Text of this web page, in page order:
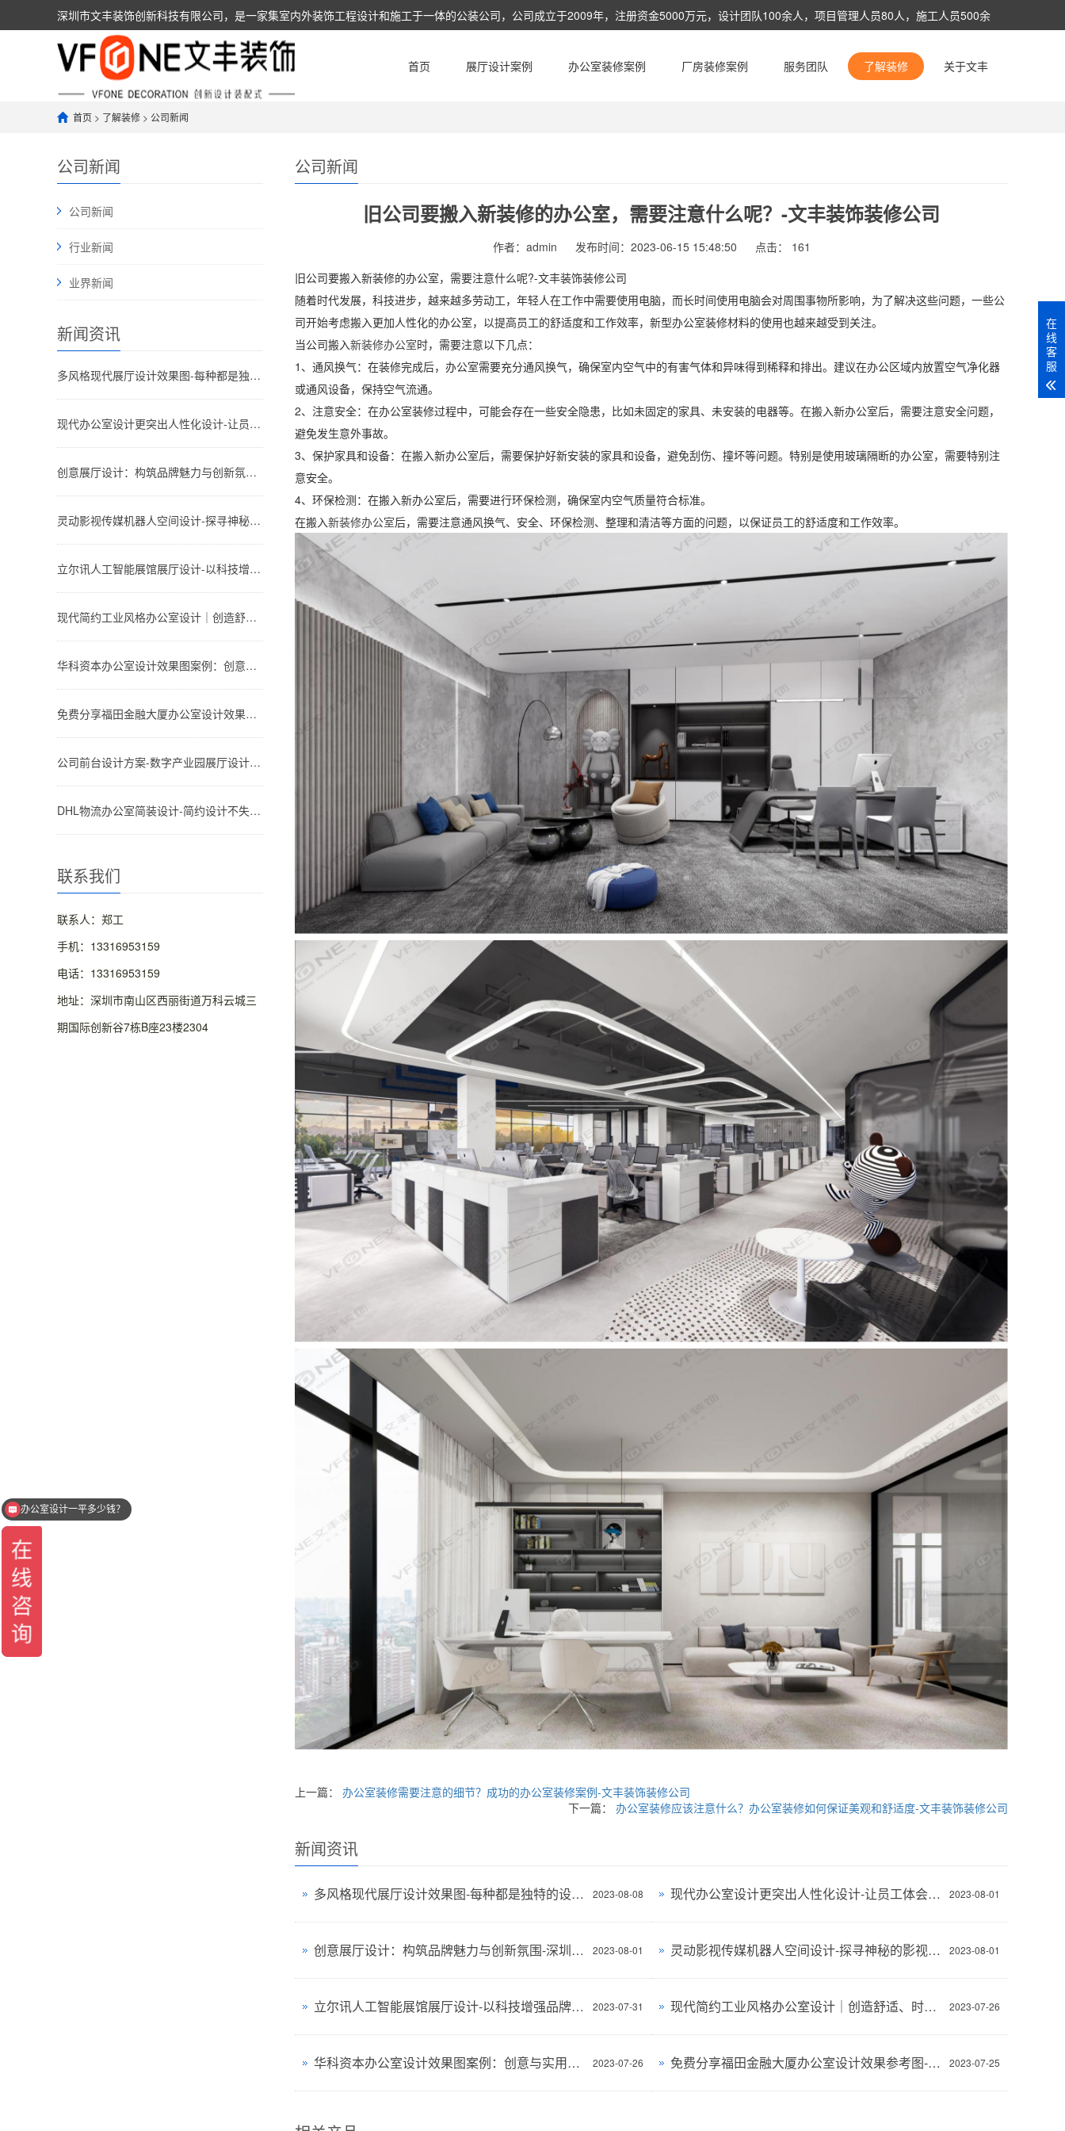
深圳市文丰装饰创新科技有限公司，是一家集室内外装饰工程设计和施工于一体的公装公司，公司成立于2009年，注册资金5000万元，设计团队100余人，项目管理人员80人，施工人员500余
人，具有建筑装饰装修工程设计与施工壹级资质，可以承担相应的建设工程总承包业务及工程设计，工程施工，项目管理和相关的技术与管理服务。
自定义链接1
自定义链接2
首页 展厅设计案例 办公室装修案例 厂房装修案例 服务团队 了解装修 关于文丰
首页 > 了解装修 > 公司新闻
公司新闻
公司新闻
行业新闻
业界新闻
新闻资讯
多风格现代展厅设计效果图-每种都是独特的设计风格-深圳文丰装饰
现代办公室设计更突出人性化设计-让员工体会到上班的快乐与舒适-深圳文丰装饰
创意展厅设计：构筑品牌魅力与创新氛围-深圳文丰装饰
灵动影视传媒机器人空间设计-探寻神秘的影视展厅-深圳文丰装饰
立尔讯人工智能展馆展厅设计-以科技增强品牌形象-深圳文丰装饰
现代简约工业风格办公室设计｜创造舒适、时尚和高效的工作环境-深圳文丰装饰
华科资本办公室设计效果图案例：创意与实用性的完美结合
免费分享福田金融大厦办公室设计效果参考图-文丰装饰公司
公司前台设计方案-数字产业园展厅设计效果图方案-深圳文丰装饰
DHL物流办公室简装设计-简约设计不失高级感的效果图-深圳文丰装饰
联系我们
联系人：郑工
手机：13316953159
电话：13316953159
地址：深圳市南山区西丽街道万科云城三
期国际创新谷7栋B座23楼2304
公司新闻
旧公司要搬入新装修的办公室，需要注意什么呢？-文丰装饰装修公司
作者：admin 发布时间：2023-06-15 15:48:50 点击： 161
旧公司要搬入新装修的办公室，需要注意什么呢?-文丰装饰装修公司
随着时代发展，科技进步，越来越多劳动工，年轻人在工作中需要使用电脑，而长时间使用电脑会对周围事物所影响，为了解决这些问题，一些公
司开始考虑搬入更加人性化的办公室，以提高员工的舒适度和工作效率，新型办公室装修材料的使用也越来越受到关注。
当公司搬入新装修办公室时，需要注意以下几点：
1、通风换气：在装修完成后，办公室需要充分通风换气，确保室内空气中的有害气体和异味得到稀释和排出。建议在办公区域内放置空气净化器
或通风设备，保持空气流通。
2、注意安全：在办公室装修过程中，可能会存在一些安全隐患，比如未固定的家具、未安装的电器等。在搬入新办公室后，需要注意安全问题，
避免发生意外事故。
3、保护家具和设备：在搬入新办公室后，需要保护好新安装的家具和设备，避免刮伤、撞坏等问题。特别是使用玻璃隔断的办公室，需要特别注
意安全。
4、环保检测：在搬入新办公室后，需要进行环保检测，确保室内空气质量符合标准。
在搬入新装修办公室后，需要注意通风换气、安全、环保检测、整理和清洁等方面的问题，以保证员工的舒适度和工作效率。
上一篇： 办公室装修需要注意的细节？成功的办公室装修案例-文丰装饰装修公司
下一篇： 办公室装修应该注意什么？办公室装修如何保证美观和舒适度-文丰装饰装修公司
新闻资讯
2023-08-08
多风格现代展厅设计效果图-每种都是独特的设计风格-深圳文丰装饰 2023-08-01
现代办公室设计更突出人性化设计-让员工体会到上班的快乐与舒适-深圳文丰装饰
2023-08-01
创意展厅设计：构筑品牌魅力与创新氛围-深圳文丰装饰 2023-08-01
灵动影视传媒机器人空间设计-探寻神秘的影视展厅-深圳文丰装饰
2023-07-31
立尔讯人工智能展馆展厅设计-以科技增强品牌形象-深圳文丰装饰 2023-07-26
现代简约工业风格办公室设计｜创造舒适、时尚和高效的工作环境-深圳文丰装饰
2023-07-26
华科资本办公室设计效果图案例：创意与实用性的完美结合 2023-07-25
免费分享福田金融大厦办公室设计效果参考图-文丰装饰公司
在
线
客
服
办公室设计一平多少钱？
你们是一站式全包装修的么？